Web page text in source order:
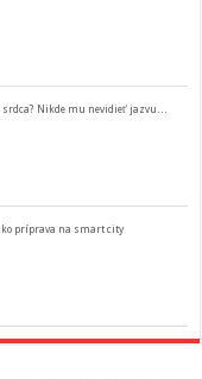
srdca? Nikde mu nevidieť jazvu…
príprava na smart city